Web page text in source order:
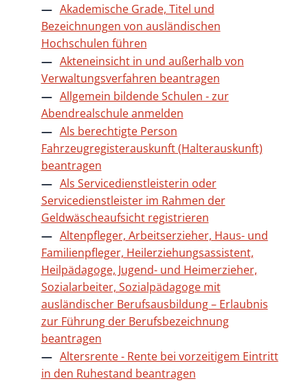
Akademische Grade, Titel und
Bezeichnungen von ausländischen
Hochschulen führen
Akteneinsicht in und außerhalb von
Verwaltungsverfahren beantragen
Allgemein bildende Schulen - zur
Abendrealschule anmelden
Als berechtigte Person
Fahrzeugregisterauskunft (Halterauskunft)
beantragen
Als Servicedienstleisterin oder
Servicedienstleister im Rahmen der
Geldwäscheaufsicht registrieren
Altenpfleger, Arbeitserzieher, Haus- und
Familienpfleger, Heilerziehungsassistent,
Heilpädagoge, Jugend- und Heimerzieher,
Sozialarbeiter, Sozialpädagoge mit
ausländischer Berufsausbildung – Erlaubnis
zur Führung der Berufsbezeichnung
beantragen
Altersrente - Rente bei vorzeitigem Eintritt
in den Ruhestand beantragen